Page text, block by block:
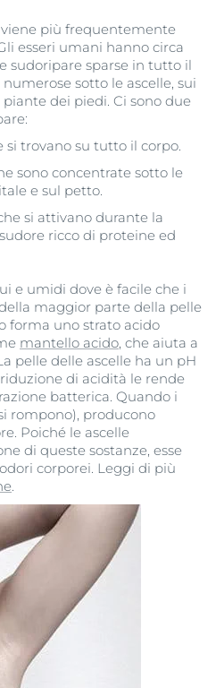
più frequentemente
esseri umani hanno circa
sudoripare sparse in tutto il
sotto le ascelle, sui
dei piedi. Ci sono due
si trovano su tutto il corpo.
sono concentrate sotto le
e sul petto.
si attivano durante la
ricco di proteine ed
e umidi dove è facile che i
maggior parte della pelle
forma uno strato acido
mantello acido, che aiuta a
pelle delle ascelle ha un pH
di acidità le rende
batterica. Quando i
rompono), producono
Poiché le ascelle
di queste sostanze, esse
corporei. Leggi di più
.